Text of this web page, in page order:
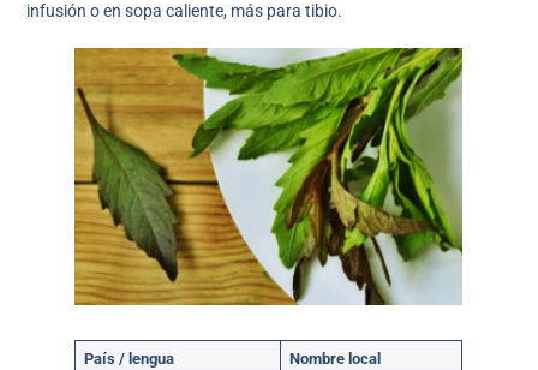
infusión o en sopa caliente, más para tibio.
País / lengua Nombre local